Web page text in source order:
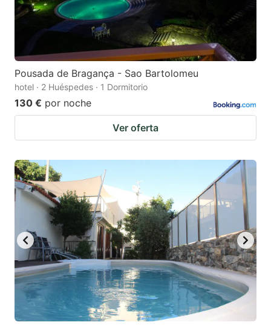
Pousada de Bragança - Sao Bartolomeu
hotel · 2 Huéspedes · 1 Dormitorio
130 € por noche
Ver oferta